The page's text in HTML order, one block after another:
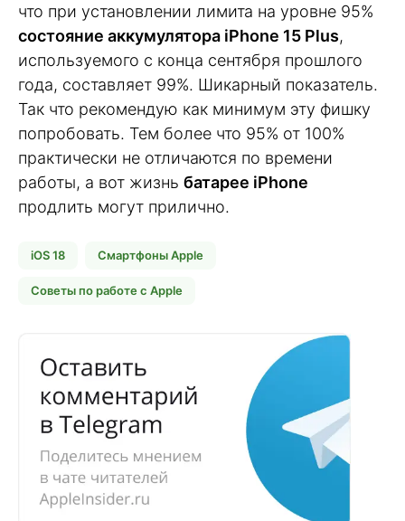
что при установлении лимита на уровне 95%
состояние аккумулятора iPhone 15 Plus,
используемого с конца сентября прошлого
года, составляет 99%. Шикарный показатель.
Так что рекомендую как минимум эту фишку
попробовать. Тем более что 95% от 100%
практически не отличаются по времени
работы, а вот жизнь батарее iPhone
продлить могут прилично.
iOS 18 Смартфоны Apple
Советы по работе с Apple